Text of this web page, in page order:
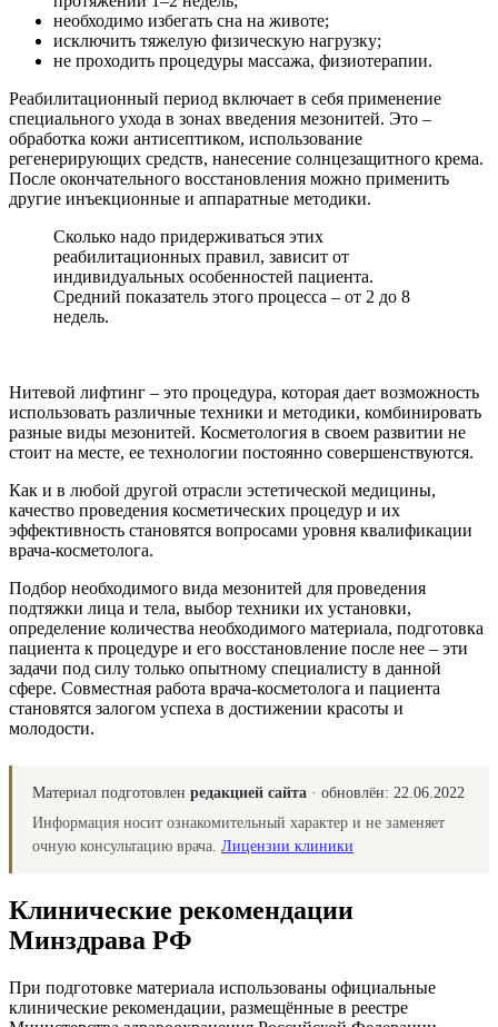
необходимо избегать сна на животе;
исключить тяжелую физическую нагрузку;
не проходить процедуры массажа, физиотерапии.
Реабилитационный период включает в себя применение
специального ухода в зонах введения мезонитей. Это –
обработка кожи антисептиком, использование
регенерирующих средств, нанесение солнцезащитного крема.
После окончательного восстановления можно применить
другие инъекционные и аппаратные методики.
Сколько надо придерживаться этих
реабилитационных правил, зависит от
индивидуальных особенностей пациента.
Средний показатель этого процесса – от 2 до 8
недель.
Нитевой лифтинг – это процедура, которая дает возможность
использовать различные техники и методики, комбинировать
разные виды мезонитей. Косметология в своем развитии не
стоит на месте, ее технологии постоянно совершенствуются.
Как и в любой другой отрасли эстетической медицины,
качество проведения косметических процедур и их
эффективность становятся вопросами уровня квалификации
врача-косметолога.
Подбор необходимого вида мезонитей для проведения
подтяжки лица и тела, выбор техники их установки,
определение количества необходимого материала, подготовка
пациента к процедуре и его восстановление после нее – эти
задачи под силу только опытному специалисту в данной
сфере. Совместная работа врача-косметолога и пациента
становятся залогом успеха в достижении красоты и
молодости.
Материал подготовлен редакцией сайта · обновлён: 22.06.2022
Информация носит ознакомительный характер и не заменяет
очную консультацию врача. Лицензии клиники
Клинические рекомендации
Минздрава РФ
При подготовке материала использованы официальные
клинические рекомендации, размещённые в реестре